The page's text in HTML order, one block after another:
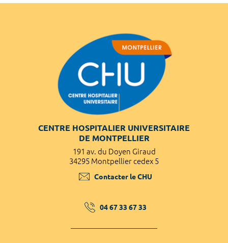
CENTRE HOSPITALIER UNIVERSITAIRE
DE MONTPELLIER
191 av. du Doyen Giraud
34295 Montpellier cedex 5
Contacter le CHU
04 67 33 67 33